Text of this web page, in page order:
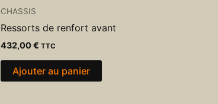
CHASSIS
Ressorts de renfort avant
432,00€ TTC
Ajouter au panier